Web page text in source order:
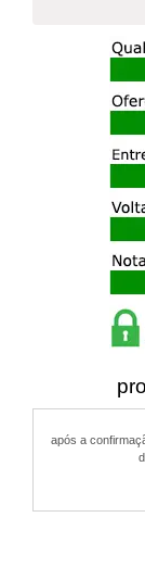
após a